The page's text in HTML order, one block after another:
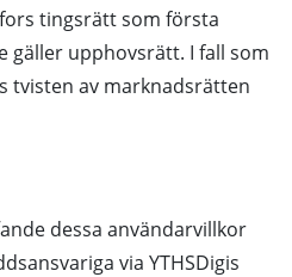
tingsrätt som första
gäller upphovsrätt. I fall som
tvisten av marknadsrätten
dessa användarvillkor
via YTHSDigis